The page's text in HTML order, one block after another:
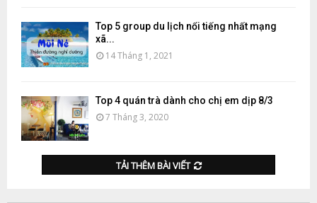
Top 5 group du lịch nổi tiếng nhất mạng
xã...
14 Tháng 1, 2021
Top 4 quán trà dành cho chị em dịp 8/3
7 Tháng 3, 2020
TẢI THÊM BÀI VIẾT